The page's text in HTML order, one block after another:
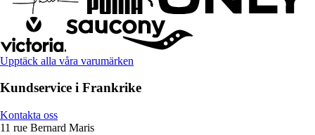
Upptäck alla våra varumärken
Kundservice i Frankrike
Kontakta oss
11 rue Bernard Maris